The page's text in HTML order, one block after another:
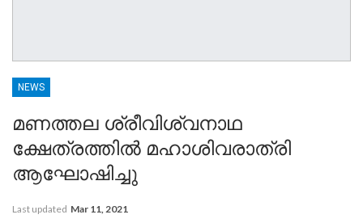
NEWS
മണത്തല ശ്രീവിശ്വനാഥ
ക്ഷേത്രത്തിൽ മഹാശിവരാത്രി
ആഘോഷിച്ചു
Last updated Mar 11, 2021